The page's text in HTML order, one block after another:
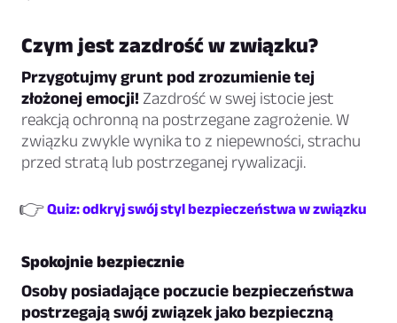
Czym jest zazdrość w związku?
Przygotujmy grunt pod zrozumienie tej
złożonej emocji! Zazdrość w swej istocie jest
reakcją ochronną na postrzegane zagrożenie. W
związku zwykle wynika to z niepewności, strachu
przed stratą lub postrzeganej rywalizacji.
👉Quiz: odkryj swój styl bezpieczeństwa w związku
Spokojnie bezpiecznie
Osoby posiadające poczucie bezpieczeństwa
postrzegają swój związek jako bezpieczną